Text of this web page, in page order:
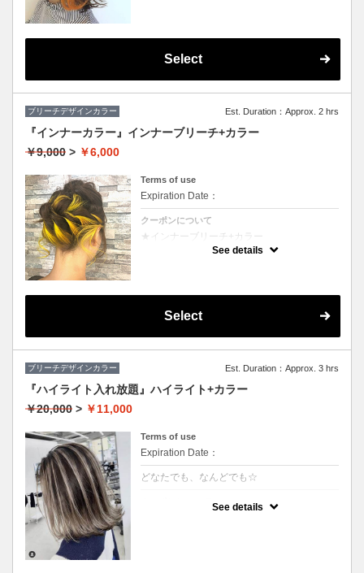
Select
ブリーチデザインカラー Est. Duration：Approx. 2 hrs
『インナーカラー』インナーブリーチ+カラー
￥9,000 > ￥6,000
Terms of use
Expiration Date：
クーポンについて
★インナーブリーチ+カラー
★カット追加（+2500円）
★耳後ろのインナーのカラーのみです。表面
See details
Select
ブリーチデザインカラー Est. Duration：Approx. 3 hrs
『ハイライト入れ放題』ハイライト+カラー
￥20,000 > ￥11,000
Terms of use
Expiration Date：
どなたでも、なんどでも☆
See details